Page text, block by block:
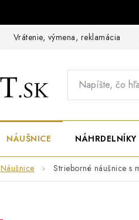
Vrátenie, výmena, reklamácia
NÁUŠNICE NÁHRDELNÍKY
Náušnice Strieborné náušnice s